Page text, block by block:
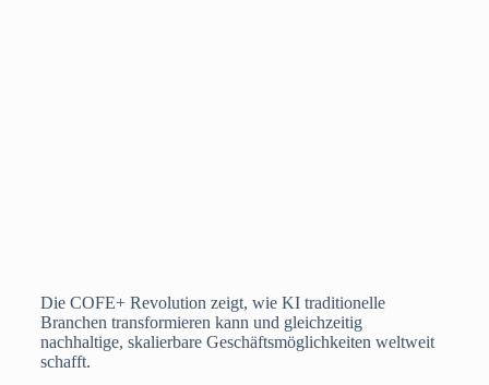
Die COFE+ Revolution zeigt, wie KI traditionelle
Branchen transformieren kann und gleichzeitig
nachhaltige, skalierbare Geschäftsmöglichkeiten weltweit
schafft.